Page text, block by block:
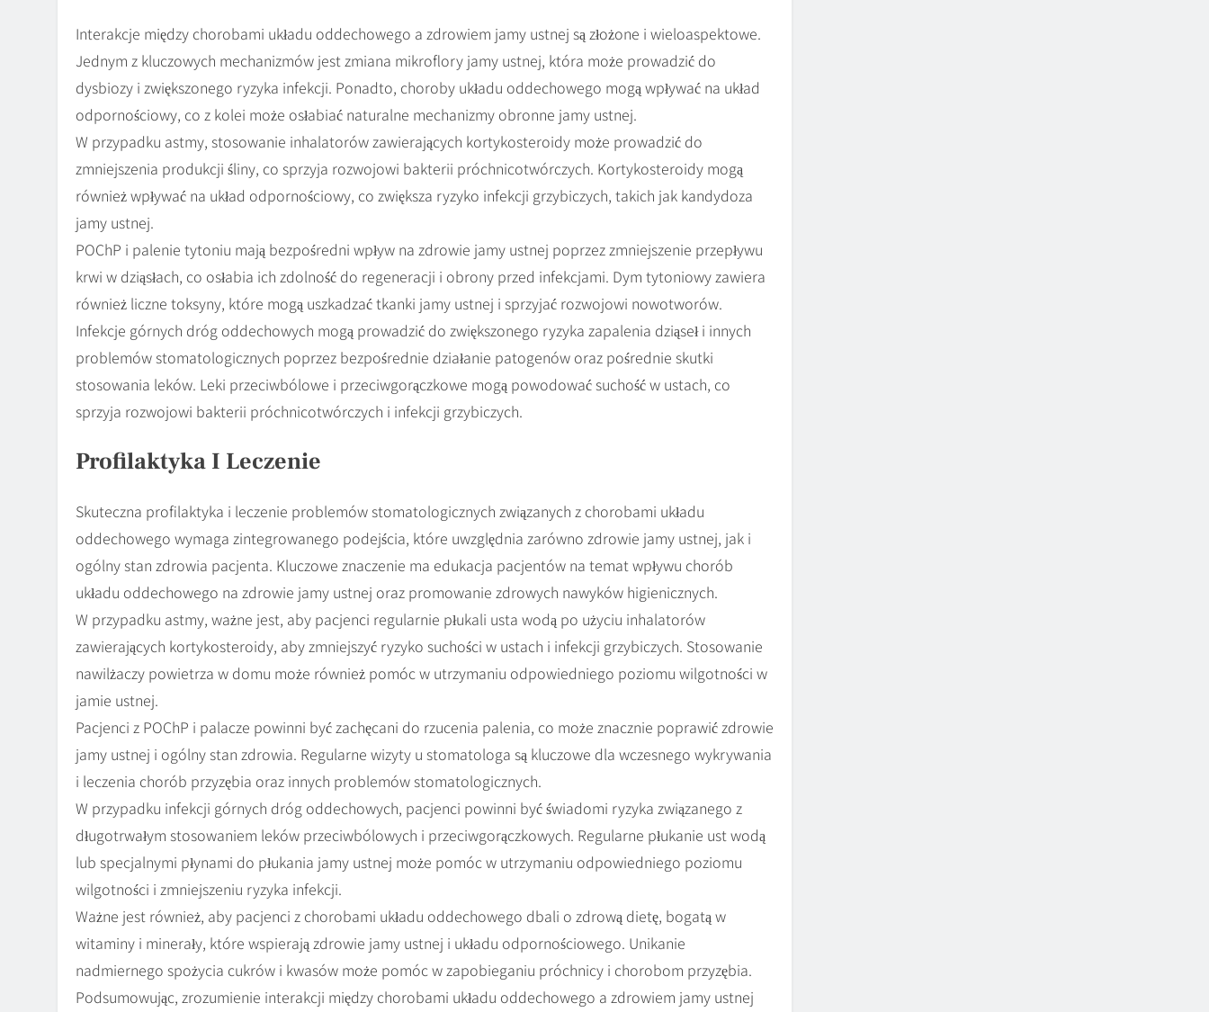
Interakcje między chorobami układu oddechowego a zdrowiem jamy ustnej są złożone i wieloaspektowe.
Jednym z kluczowych mechanizmów jest zmiana mikroflory jamy ustnej, która może prowadzić do
dysbiozy i zwiększonego ryzyka infekcji. Ponadto, choroby układu oddechowego mogą wpływać na układ
odpornościowy, co z kolei może osłabiać naturalne mechanizmy obronne jamy ustnej.
W przypadku astmy, stosowanie inhalatorów zawierających kortykosteroidy może prowadzić do
zmniejszenia produkcji śliny, co sprzyja rozwojowi bakterii próchnicotwórczych. Kortykosteroidy mogą
również wpływać na układ odpornościowy, co zwiększa ryzyko infekcji grzybiczych, takich jak kandydoza
jamy ustnej.
POChP i palenie tytoniu mają bezpośredni wpływ na zdrowie jamy ustnej poprzez zmniejszenie przepływu
krwi w dziąsłach, co osłabia ich zdolność do regeneracji i obrony przed infekcjami. Dym tytoniowy zawiera
również liczne toksyny, które mogą uszkadzać tkanki jamy ustnej i sprzyjać rozwojowi nowotworów.
Infekcje górnych dróg oddechowych mogą prowadzić do zwiększonego ryzyka zapalenia dziąseł i innych
problemów stomatologicznych poprzez bezpośrednie działanie patogenów oraz pośrednie skutki
stosowania leków. Leki przeciwbólowe i przeciwgorączkowe mogą powodować suchość w ustach, co
sprzyja rozwojowi bakterii próchnicotwórczych i infekcji grzybiczych.
Profilaktyka I Leczenie
Skuteczna profilaktyka i leczenie problemów stomatologicznych związanych z chorobami układu
oddechowego wymaga zintegrowanego podejścia, które uwzględnia zarówno zdrowie jamy ustnej, jak i
ogólny stan zdrowia pacjenta. Kluczowe znaczenie ma edukacja pacjentów na temat wpływu chorób
układu oddechowego na zdrowie jamy ustnej oraz promowanie zdrowych nawyków higienicznych.
W przypadku astmy, ważne jest, aby pacjenci regularnie płukali usta wodą po użyciu inhalatorów
zawierających kortykosteroidy, aby zmniejszyć ryzyko suchości w ustach i infekcji grzybiczych. Stosowanie
nawilżaczy powietrza w domu może również pomóc w utrzymaniu odpowiedniego poziomu wilgotności w
jamie ustnej.
Pacjenci z POChP i palacze powinni być zachęcani do rzucenia palenia, co może znacznie poprawić zdrowie
jamy ustnej i ogólny stan zdrowia. Regularne wizyty u stomatologa są kluczowe dla wczesnego wykrywania
i leczenia chorób przyzębia oraz innych problemów stomatologicznych.
W przypadku infekcji górnych dróg oddechowych, pacjenci powinni być świadomi ryzyka związanego z
długotrwałym stosowaniem leków przeciwbólowych i przeciwgorączkowych. Regularne płukanie ust wodą
lub specjalnymi płynami do płukania jamy ustnej może pomóc w utrzymaniu odpowiedniego poziomu
wilgotności i zmniejszeniu ryzyka infekcji.
Ważne jest również, aby pacjenci z chorobami układu oddechowego dbali o zdrową dietę, bogatą w
witaminy i minerały, które wspierają zdrowie jamy ustnej i układu odpornościowego. Unikanie
nadmiernego spożycia cukrów i kwasów może pomóc w zapobieganiu próchnicy i chorobom przyzębia.
Podsumowując, zrozumienie interakcji między chorobami układu oddechowego a zdrowiem jamy ustnej